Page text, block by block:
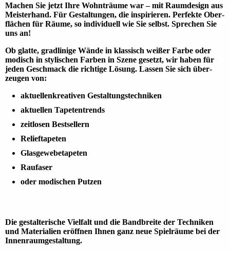
Machen Sie jetzt Ihre Wohn­träume war – mit Raum­design aus
Meister­hand. Für Gestal­tungen, die inspirie­ren. Perfekte Ober­
flächen für Räume, so indivi­duell wie Sie selbst. Sprechen Sie
uns an!
Ob glatte, grad­linige Wände in klassisch weißer Farbe oder
modisch in stylischen Far­ben in Szene gesetzt, wir haben für
jeden Geschmack die richtige Lösung. Lassen Sie sich über­
zeugen von:
aktuellenkrea­tiven Gestaltungs­techniken
aktuellen Tapeten­trends
zeitlosen Best­sellern
Relief­tapeten
Glasgewebe­tapeten
Rau­faser
oder modischen Putzen
Die gestalte­rische Viel­falt und die Band­breite der Tech­niken
und Materia­lien eröffnen Ihnen ganz neue Spiel­räume bei der
Innen­raum­gestal­tung.